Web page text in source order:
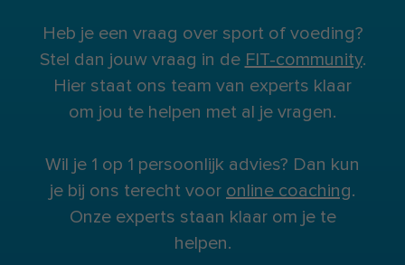
Heb je een vraag over sport of voeding?
Stel dan jouw vraag in de FIT-community.
Hier staat ons team van experts klaar
om jou te helpen met al je vragen.
Wil je 1 op 1 persoonlijk advies? Dan kun
je bij ons terecht voor online coaching.
Onze experts staan klaar om je te
helpen.